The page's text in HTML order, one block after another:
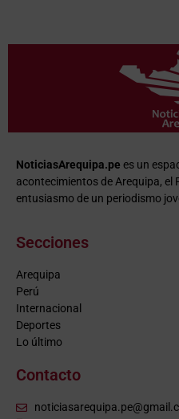
NoticiasArequipa.pe es un
acontecimientos de Arequipa, el
entusiasmo de un periodismo
Secciones
Arequipa
Perú
Internacional
Deportes
Lo último
Contacto